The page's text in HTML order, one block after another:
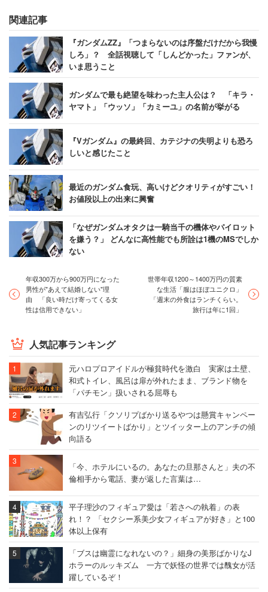
関連記事
『ガンダムZZ』「つまらないのは序盤だけだから我慢
しろ」？ 全話視聴して「しんどかった」ファンが、
いま思うこと
ガンダムで最も絶望を味わった主人公は？ 「キラ・
ヤマト」「ウッソ」「カミーユ」の名前が挙がる
『Vガンダム』の最終回、カテジナの失明よりも恐ろ
しいと感じたこと
最近のガンダム食玩、高いけどクオリティがすごい！
お値段以上の出来に興奮
「なぜガンダムオタクは一騎当千の機体やパイロット
を嫌う？」 どんなに高性能でも所詮は1機のMSでしか
ない
年収300万から900万円になった
男性が"あえて結婚しない"理
由 「良い時だけ寄ってくる女
性は信用できない」
世帯年収1200～1400万円の質素
な生活「服はほぼユニクロ」
「週末の外食はランチくらい。
旅行は年に1回」
人気記事ランキング
元ハロプロアイドルが極貧時代を激白 実家は土壁、
和式トイレ、風呂は扉が外れたまま、ブランド物を
「パチモン」扱いされる屈辱も
有吉弘行「クソリプばかり送るやつは懸賞キャンペー
ンのリツイートばかり」とツイッター上のアンチの傾
向語る
「今、ホテルにいるの。あなたの旦那さんと」夫の不
倫相手から電話、妻が返した言葉は…
平子理沙のフィギュア愛は「若さへの執着」の表
れ！？ 「セクシー系美少女フィギュアが好き」と100
体以上保有
「ブスは幽霊になれないの？」細身の美形ばかりなJ
ホラーのルッキズム 一方で妖怪の世界では醜女が活
躍しているぞ！